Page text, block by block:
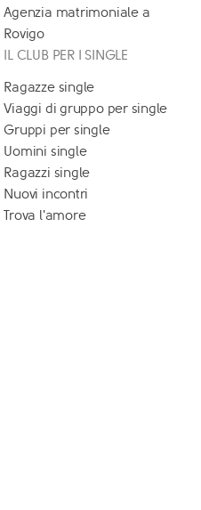
Agenzia matrimoniale a
Rovigo
IL CLUB PER I SINGLE
Ragazze single
Viaggi di gruppo per single
Gruppi per single
Uomini single
Ragazzi single
Nuovi incontri
Trova l'amore